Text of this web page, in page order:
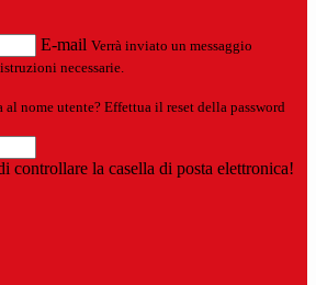
E-mail Verrà inviato un messaggio
necessarie.
al nome utente? Effettua il reset della password
controllare la casella di posta elettronica!